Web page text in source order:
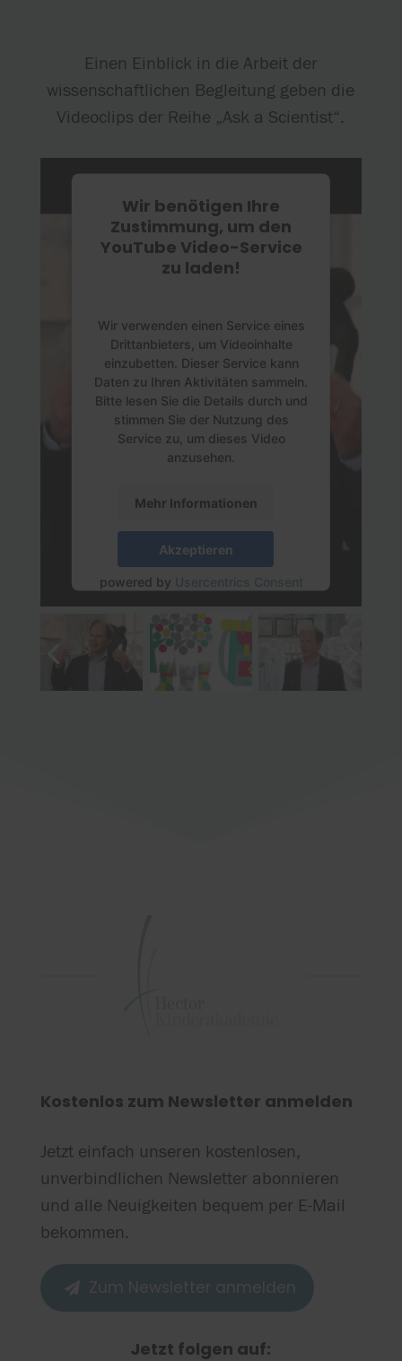
Einen Einblick in die Arbeit der
wissenschaftlichen Begleitung geben die
Videoclips der Reihe „Ask a Scientist“.
Wir benötigen Ihre
Zustimmung, um den
YouTube Video-Service
zu laden!
Wir verwenden einen Service eines
Drittanbieters, um Videoinhalte
einzubetten. Dieser Service kann
Daten zu Ihren Aktivitäten sammeln.
Bitte lesen Sie die Details durch und
stimmen Sie der Nutzung des
Service zu, um dieses Video
anzusehen.
Mehr Informationen
Akzeptieren
powered by
Kostenlos zum Newsletter anmelden
Jetzt einfach unseren kostenlosen,
unverbindlichen Newsletter abonnieren
und alle Neuigkeiten bequem per E-Mail
bekommen.
Jetzt folgen auf: